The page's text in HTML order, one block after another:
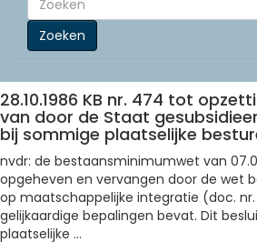
Zoeken
28.10.1986 KB nr. 474 tot
van door de Staat
bij sommige plaatselijke
nvdr: de bestaansminimumwet van
opgeheven en vervangen door de wet
op maatschappelijke integratie (doc. nr.
gelijkaardige bepalingen bevat. Dit
plaatselijke ...